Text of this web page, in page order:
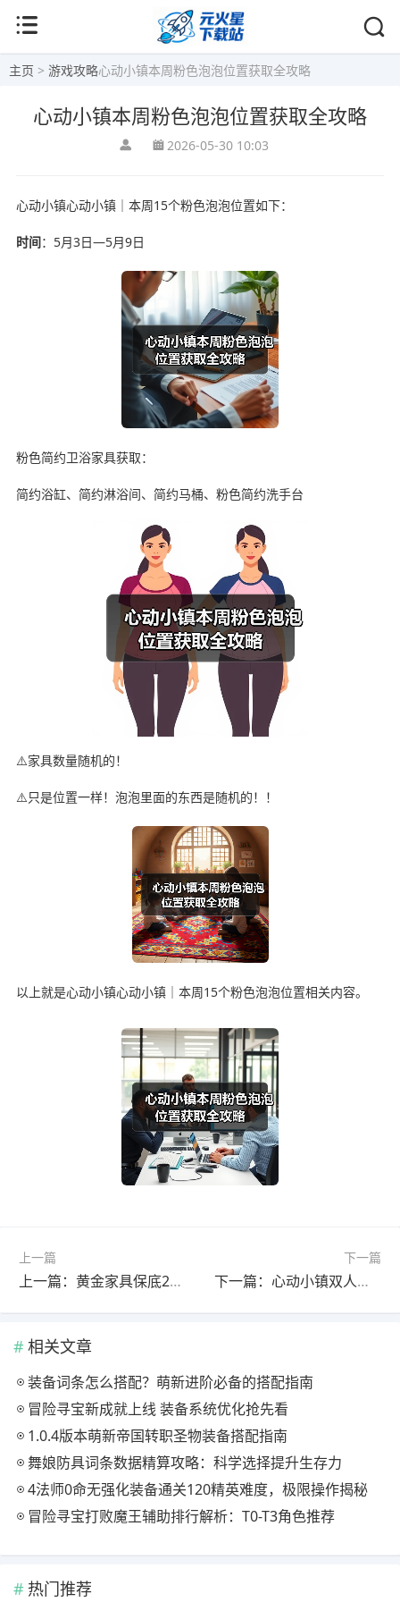
主页 > 游戏攻略心动小镇本周粉色泡泡位置获取全攻略
心动小镇本周粉色泡泡位置获取全攻略
2026-05-30 10:03
心动小镇心动小镇｜本周15个粉色泡泡位置如下：
时间：5月3日—5月9日
粉色简约卫浴家具获取：
简约浴缸、简约淋浴间、简约马桶、粉色简约洗手台
⚠️家具数量随机的！
⚠️只是位置一样！泡泡里面的东西是随机的！！
以上就是心动小镇心动小镇｜本周15个粉色泡泡位置相关内容。
上一篇
上一篇：黄金家具保底2220万金币，长效保障玩法
下一篇
下一篇：心动小镇双人床空间不够？5种爆改家具组合方案推荐
相关文章
装备词条怎么搭配？萌新进阶必备的搭配指南
冒险寻宝新成就上线 装备系统优化抢先看
1.0.4版本萌新帝国转职圣物装备搭配指南
舞娘防具词条数据精算攻略：科学选择提升生存力
4法师0命无强化装备通关120精英难度，极限操作揭秘
冒险寻宝打败魔王辅助排行解析：T0-T3角色推荐
热门推荐